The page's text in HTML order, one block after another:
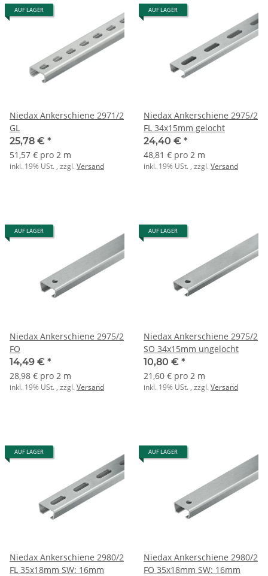
AUF LAGER
Niedax Ankerschiene 2971/2
GL
25,78 € *
51,57 € pro 2 m
inkl. 19% USt. , zzgl.Versand
AUF LAGER
Niedax Ankerschiene 2975/2
FL 34x15mm gelocht
24,40 € *
48,81 € pro 2 m
inkl. 19% USt. , zzgl.Versand
AUF LAGER
Niedax Ankerschiene 2975/2
FO
14,49 € *
28,98 € pro 2 m
inkl. 19% USt. , zzgl.Versand
AUF LAGER
Niedax Ankerschiene 2975/2
SO 34x15mm ungelocht
10,80 € *
21,60 € pro 2 m
inkl. 19% USt. , zzgl.Versand
AUF LAGER
Niedax Ankerschiene 2980/2
FL 35x18mm SW: 16mm
AUF LAGER
Niedax Ankerschiene 2980/2
FO 35x18mm SW: 16mm